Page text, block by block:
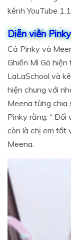
kênh YouTube
Diễn viên
Cả Pinky và
Ghiền Mì Gõ
LaLaSchool và
hiện chung với
Meena từng chia
Pinky rằng: “ Đối
còn là chị em tốt
Meena.